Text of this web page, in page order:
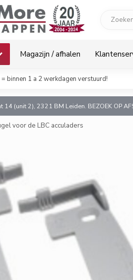
Magazijn / afhalen
binnen 1 a 2 werkdagen verstuurd!
14 (unit 2), 2321 BM Leiden. BEZOEK OP
voor de LBC acculaders